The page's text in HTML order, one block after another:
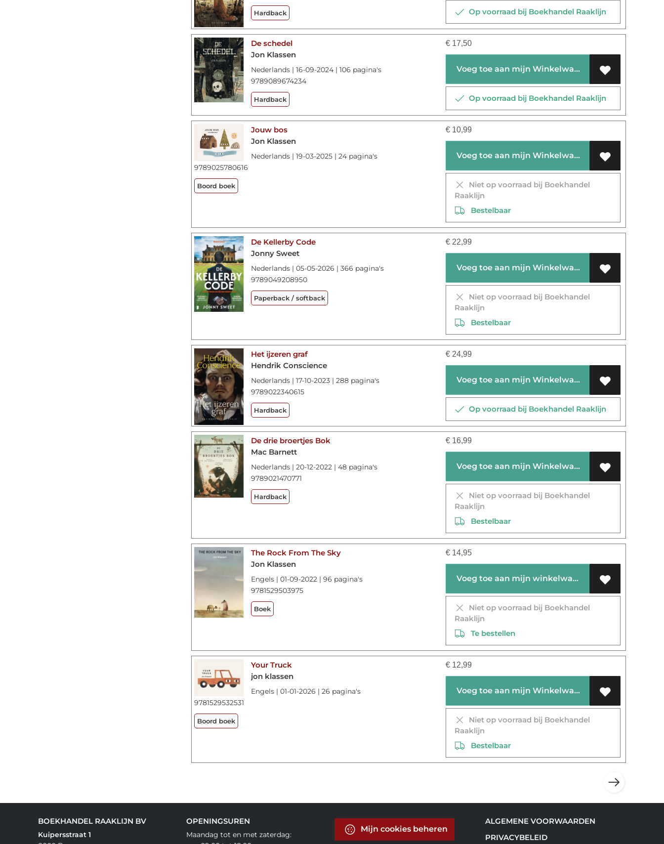
Hardback Op voorraad bij Boekhandel Raaklijn
De schedel
Jon Klassen
Nederlands | 16-09-2024 | 106 pagina's
9789089674234
Hardback
€ 17,50
Voeg toe aan mijn Winkelwagen
Op voorraad bij Boekhandel Raaklijn
Jouw bos
Jon Klassen
Nederlands | 19-03-2025 | 24 pagina's
9789025780616
Boord boek
€ 10,99
Voeg toe aan mijn Winkelwagen
Niet op voorraad bij Boekhandel
Raaklijn
Bestelbaar
De Kellerby Code
Jonny Sweet
Nederlands | 05-05-2026 | 366 pagina's
9789049208950
Paperback / softback
€ 22,99
Voeg toe aan mijn Winkelwagen
Niet op voorraad bij Boekhandel
Raaklijn
Bestelbaar
Het ijzeren graf
Hendrik Conscience
Nederlands | 17-10-2023 | 288 pagina's
9789022340615
Hardback
€ 24,99
Voeg toe aan mijn Winkelwagen
Op voorraad bij Boekhandel Raaklijn
De drie broertjes Bok
Mac Barnett
Nederlands | 20-12-2022 | 48 pagina's
9789021470771
Hardback
€ 16,99
Voeg toe aan mijn Winkelwagen
Niet op voorraad bij Boekhandel
Raaklijn
Bestelbaar
The Rock From The Sky
Jon Klassen
Engels | 01-09-2022 | 96 pagina's
9781529503975
Boek
€ 14,95
Voeg toe aan mijn winkelwagen
Niet op voorraad bij Boekhandel
Raaklijn
Te bestellen
Your Truck
jon klassen
Engels | 01-01-2026 | 26 pagina's
9781529532531
Boord boek
€ 12,99
Voeg toe aan mijn Winkelwagen
Niet op voorraad bij Boekhandel
Raaklijn
Bestelbaar
BOEKHANDEL RAAKLIJN BV
Kuipersstraat 1
OPENINGSUREN
Maandag tot en met zaterdag:
Mijn cookies beheren
ALGEMENE VOORWAARDEN
PRIVACYBELEID